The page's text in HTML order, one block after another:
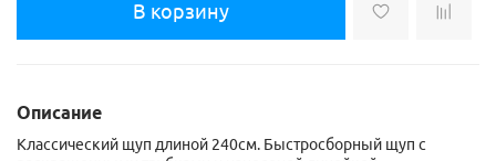
В корзину
Описание
Классический щуп длиной 240см. Быстросборный щуп с